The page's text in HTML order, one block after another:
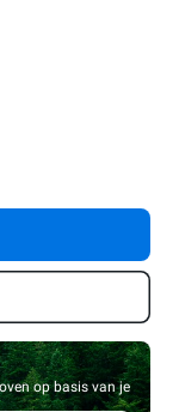
op basis van je